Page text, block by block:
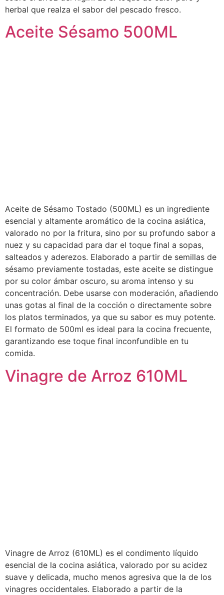
herbal que realza el sabor del pescado fresco.
Aceite Sésamo 500ML
Aceite de Sésamo Tostado (500ML) es un ingrediente
esencial y altamente aromático de la cocina asiática,
valorado no por la fritura, sino por su profundo sabor a
nuez y su capacidad para dar el toque final a sopas,
salteados y aderezos. Elaborado a partir de semillas de
sésamo previamente tostadas, este aceite se distingue
por su color ámbar oscuro, su aroma intenso y su
concentración. Debe usarse con moderación, añadiendo
unas gotas al final de la cocción o directamente sobre
los platos terminados, ya que su sabor es muy potente.
El formato de 500ml es ideal para la cocina frecuente,
garantizando ese toque final inconfundible en tu
comida.
Vinagre de Arroz 610ML
Vinagre de Arroz (610ML) es el condimento líquido
esencial de la cocina asiática, valorado por su acidez
suave y delicada, mucho menos agresiva que la de los
vinagres occidentales. Elaborado a partir de la